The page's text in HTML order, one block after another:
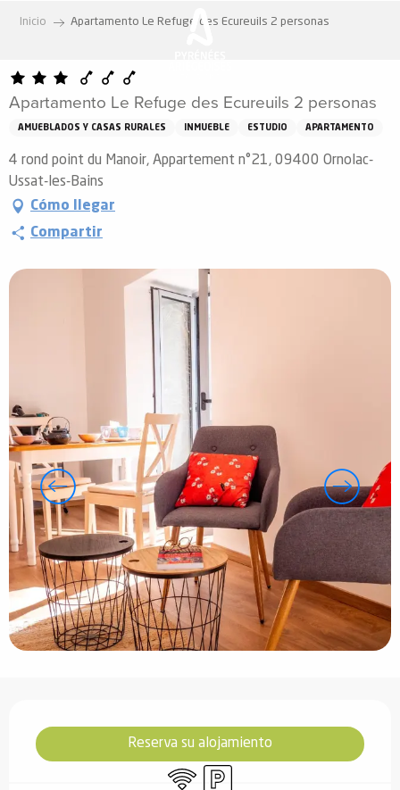
principal
Inicio Apartamento Le Refuge des Ecureuils 2 personas
Apartamento Le Refuge des Ecureuils 2 personas
AMUEBLADOS Y CASAS RURALES INMUEBLE ESTUDIO APARTAMENTO
4 rond point du Manoir, Appartement n°21, 09400 Ornolac-
Ussat-les-Bains
Cómo llegar
Compartir
Reserva su alojamiento
Wifi
Aparcamiento